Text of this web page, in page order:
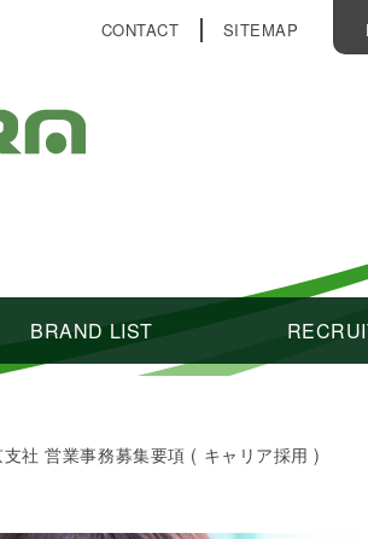
CONTACT SITEMAP
BRAND LIST
支社 営業事務募集要項 ( キャリア採用 )